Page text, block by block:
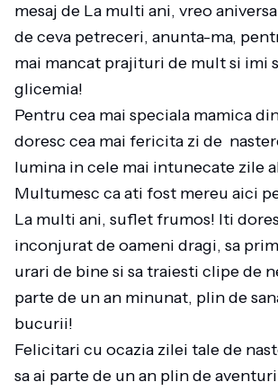
mesaj de La multi ani, vreo
de ceva petreceri, anunta-ma,
mai mancat prajituri de mult si imi
glicemia!
Pentru cea mai speciala mamica
doresc cea mai fericita zi de
lumina in cele mai intunecate zile
Multumesc ca ati fost mereu aici
La multi ani, suflet frumos! Iti
inconjurat de oameni dragi, sa
urari de bine si sa traiesti clipe de
parte de un an minunat, plin de
bucurii!
Felicitari cu ocazia zilei tale de
sa ai parte de un an plin de